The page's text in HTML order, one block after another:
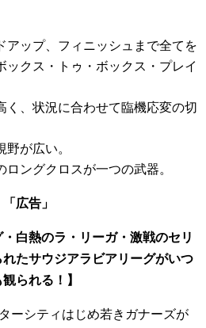
アップ、フィニッシュまで全てを
ックス・トゥ・ボックス・プレイ
く、状況に合わせて臨機応変の切
が広い。
ングクロスが一つの武器。
「広告」
・白熱のラ・リーガ・激戦のセリ
たサウジアラビアリーグがいつ
られる！】
ーシティはじめ若きガナーズが